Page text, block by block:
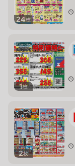
24枚
1枚
2枚